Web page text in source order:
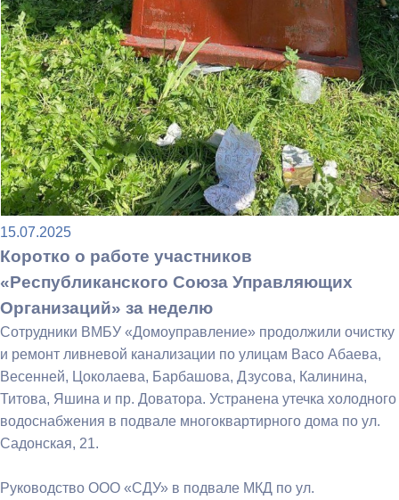
15.07.2025
Коротко о работе участников
«Республиканского Союза Управляющих
Организаций» за неделю
Сотрудники ВМБУ «Домоуправление» продолжили очистку
и ремонт ливневой канализации по улицам Васо Абаева,
Весенней, Цоколаева, Барбашова, Дзусова, Калинина,
Титова, Яшина и пр. Доватора. Устранена утечка холодного
водоснабжения в подвале многоквартирного дома по ул.
Садонская, 21.
Руководство ООО «СДУ» в подвале МКД по ул.